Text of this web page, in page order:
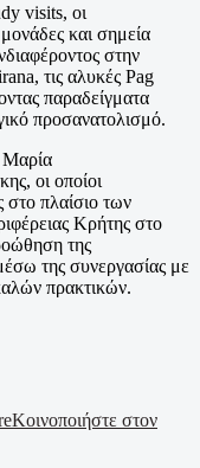
visits, οι
και σημεία
στην
τις αλυκές Pag
παραδείγματα
προσανατολισμό.
Μαρία
οι οποίοι
στο πλαίσιο των
Κρήτης στο
της
της συνεργασίας με
πρακτικών.
Κοινοποιήστε στον